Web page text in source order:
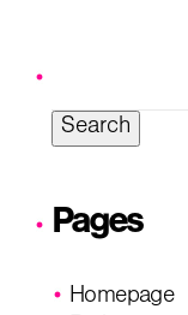
Pages
Homepage